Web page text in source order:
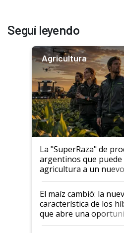
Seguí leyendo
Agricultura
La "SuperRaza" de
argentinos que puede
agricultura a un nuevo
posibilidades de
infinitas"
El maíz cambió: la
característica de los
que abre una
el lote